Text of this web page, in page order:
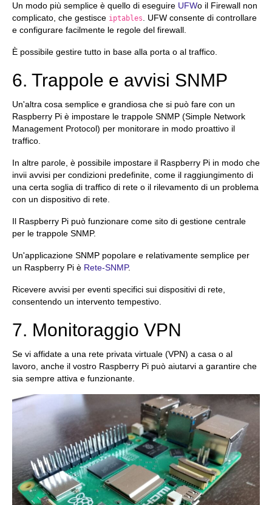
Un modo più semplice è quello di eseguire UFWo il Firewall non
complicato, che gestisce iptables. UFW consente di controllare
e configurare facilmente le regole del firewall.
È possibile gestire tutto in base alla porta o al traffico.
6. Trappole e avvisi SNMP
Un'altra cosa semplice e grandiosa che si può fare con un
Raspberry Pi è impostare le trappole SNMP (Simple Network
Management Protocol) per monitorare in modo proattivo il
traffico.
In altre parole, è possibile impostare il Raspberry Pi in modo che
invii avvisi per condizioni predefinite, come il raggiungimento di
una certa soglia di traffico di rete o il rilevamento di un problema
con un dispositivo di rete.
Il Raspberry Pi può funzionare come sito di gestione centrale
per le trappole SNMP.
Un'applicazione SNMP popolare e relativamente semplice per
un Raspberry Pi è Rete-SNMP.
Ricevere avvisi per eventi specifici sui dispositivi di rete,
consentendo un intervento tempestivo.
7. Monitoraggio VPN
Se vi affidate a una rete privata virtuale (VPN) a casa o al
lavoro, anche il vostro Raspberry Pi può aiutarvi a garantire che
sia sempre attiva e funzionante.